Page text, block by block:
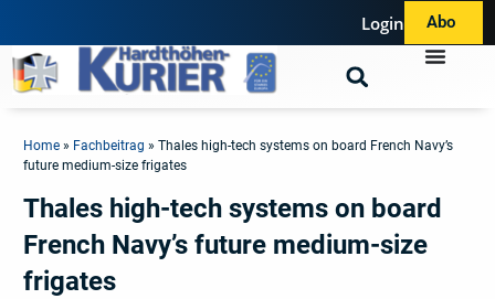
Login Abo
Home » Fachbeitrag »Thales high-tech systems on board French Navy’s
future medium-size frigates
Thales high-tech systems on board
French Navy’s future medium-size
frigates